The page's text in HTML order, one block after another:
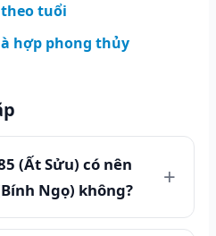
tuổi
hợp phong thủy
(Ất Sửu) có nên
Ngọ) không?